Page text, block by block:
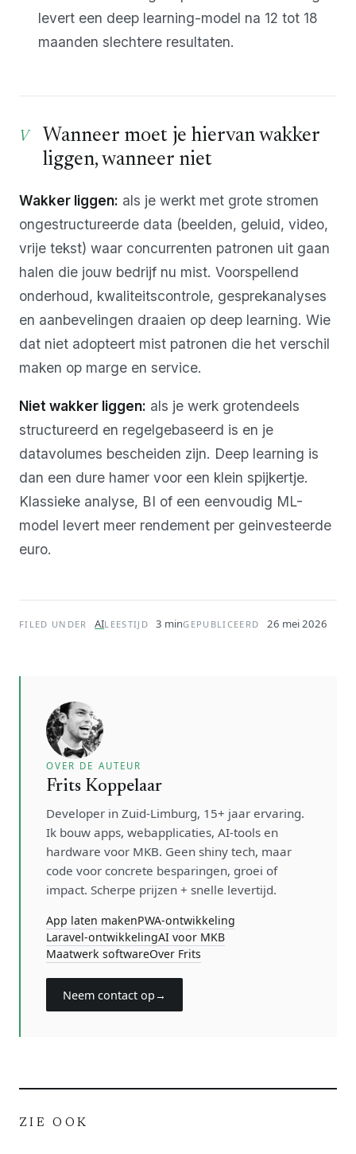
levert een deep learning-model na 12 tot 18
maanden slechtere resultaten.
Wanneer moet je hiervan wakker
liggen, wanneer niet
Wakker liggen: als je werkt met grote stromen
ongestructureerde data (beelden, geluid, video,
vrije tekst) waar concurrenten patronen uit gaan
halen die jouw bedrijf nu mist. Voorspellend
onderhoud, kwaliteitscontrole, gesprekanalyses
en aanbevelingen draaien op deep learning. Wie
dat niet adopteert mist patronen die het verschil
maken op marge en service.
Niet wakker liggen: als je werk grotendeels
structureerd en regelgebaseerd is en je
datavolumes bescheiden zijn. Deep learning is
dan een dure hamer voor een klein spijkertje.
Klassieke analyse, BI of een eenvoudig ML-
model levert meer rendement per geinvesteerde
euro.
FILED UNDER AILEESTIJD 3 minGEPUBLICEERD 26 mei 2026
OVER DE AUTEUR
Frits Koppelaar
Developer in Zuid-Limburg, 15+ jaar ervaring.
Ik bouw apps, webapplicaties, AI-tools en
hardware voor MKB. Geen shiny tech, maar
code voor concrete besparingen, groei of
impact. Scherpe prijzen + snelle levertijd.
App laten makenPWA-ontwikkeling
Laravel-ontwikkelingAI voor MKB
Maatwerk softwareOver Frits
Neem contact op→
ZIE OOK